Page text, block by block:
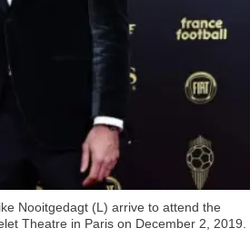
Nooitgedagt (L) arrive to attend the
Theatre in Paris on December 2, 2019.